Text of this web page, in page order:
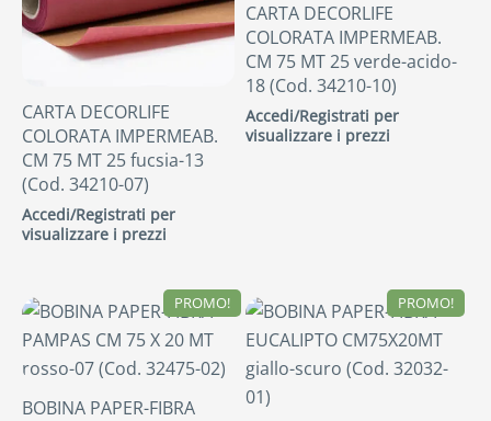
CARTA DECORLIFE
COLORATA IMPERMEAB.
CM 75 MT 25 fucsia-13
(Cod. 34210-07)
Accedi/Registrati per
visualizzare i prezzi
CARTA DECORLIFE
COLORATA IMPERMEAB.
CM 75 MT 25 verde-acido-
18 (Cod. 34210-10)
Accedi/Registrati per
visualizzare i prezzi
PROMO!
BOBINA PAPER-FIBRA
PROMO!